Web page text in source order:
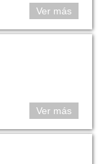
Ver más
Ver más